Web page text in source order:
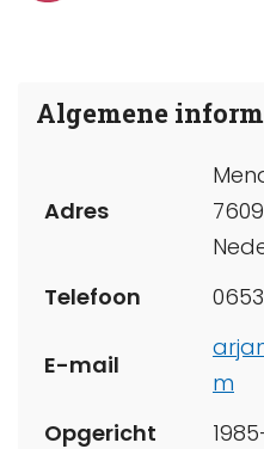
Algemene
Adres
Telefoon
E-mail
m
Opgericht